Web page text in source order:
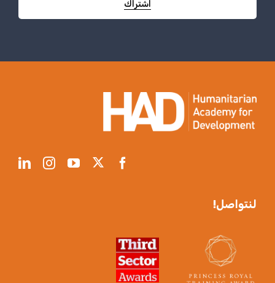
اشتراك
لنتواصل!